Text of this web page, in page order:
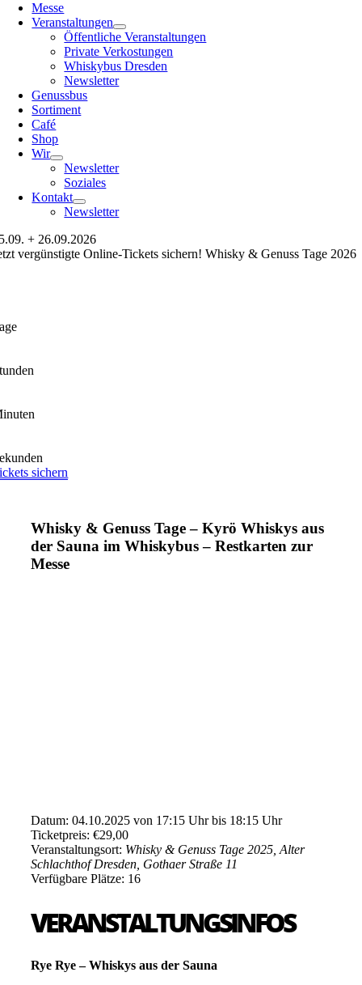
Messe
Veranstaltungen
Öffentliche Veranstaltungen
Private Verkostungen
Whiskybus Dresden
Newsletter
Genussbus
Sortiment
Café
Shop
Wir
Newsletter
Soziales
Kontakt
Newsletter
+ 26.09.2026
vergünstigte Online-Tickets sichern! Whisky & Genuss Tage 2026
sichern
Whisky & Genuss Tage – Kyrö Whiskys aus
der Sauna im Whiskybus – Restkarten zur
Messe
Datum: 04.10.2025 von 17:15 Uhr bis 18:15 Uhr
Ticketpreis: €29,00
Veranstaltungsort: Whisky & Genuss Tage 2025, Alter
Schlachthof Dresden, Gothaer Straße 11
Verfügbare Plätze: 16
VERANSTALTUNGSINFOS
Rye Rye – Whiskys aus der Sauna